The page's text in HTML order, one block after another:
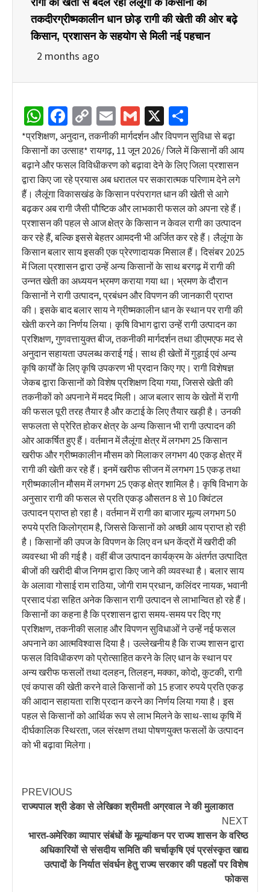
रागी की खेती से बदल रही लैलूंगा के किसानों की
तकदीरग्रीष्मकालीन धान छोड़ रागी की खेती की ओर बढ़े
किसान, प्रशासन के सहयोग से मिली नई पहचान
2 months ago
WhatsApp
Facebook
Copy
Link
EmailGmail
X
*प्रशिक्षण, अनुदान, तकनीकी मार्गदर्शन और विपणन सुविधा से बढ़ा
किसानों का उत्साह* रायगढ़, 11 जून 2026/ जिले में किसानों की आय
बढ़ाने और फसल विविधीकरण को बढ़ावा देने के लिए जिला प्रशासन
द्वारा किए जा रहे प्रयास अब धरातल पर सकारात्मक परिणाम देने लगे
हैं। लैलूंगा विकासखंड के किसान परंपरागत धान की खेती से आगे
बढ़कर अब रागी जैसी पौष्टिक और लाभकारी फसल को अपना रहे हैं।
प्रशासन की पहल से आज क्षेत्र के किसान न केवल रागी का उत्पादन
कर रहे हैं, बल्कि इससे बेहतर आमदनी भी अर्जित कर रहे हैं। लैलूंगा के
किसान बलार साय इसकी एक प्रेरणादायक मिसाल हैं। दिसंबर 2025
में जिला प्रशासन द्वारा उन्हें अन्य किसानों के साथ बरगढ़ में रागी की
उन्नत खेती का अध्ययन भ्रमण कराया गया था। भ्रमण के दौरान
किसानों ने रागी उत्पादन, प्रबंधन और विपणन की जानकारी प्राप्त
की। इसके बाद बलार साय ने ग्रीष्मकालीन धान के स्थान पर रागी की
खेती करने का निर्णय लिया। कृषि विभाग द्वारा उन्हें रागी उत्पादन का
प्रशिक्षण, गुणवत्तायुक्त बीज, तकनीकी मार्गदर्शन तथा डीएमएफ मद से
अनुदान सहायता उपलब्ध कराई गई। साथ ही खेतों में गुड़ाई एवं अन्य
कृषि कार्यों के लिए कृषि उपकरण भी प्रदान किए गए। रागी विशेषज्ञ
जेकब द्वारा किसानों को विशेष प्रशिक्षण दिया गया, जिससे खेती की
तकनीकों को अपनाने में मदद मिली। आज बलार साय के खेतों में रागी
की फसल पूरी तरह तैयार है और कटाई के लिए तैयार खड़ी है। उनकी
सफलता से प्रेरित होकर क्षेत्र के अन्य किसान भी रागी उत्पादन की
ओर आकर्षित हुए हैं। वर्तमान में लैलूंगा क्षेत्र में लगभग 25 किसान
खरीफ और ग्रीष्मकालीन मौसम को मिलाकर लगभग 40 एकड़ क्षेत्र में
रागी की खेती कर रहे हैं। इनमें खरीफ सीजन में लगभग 15 एकड़ तथा
ग्रीष्मकालीन मौसम में लगभग 25 एकड़ क्षेत्र शामिल है। कृषि विभाग के
अनुसार रागी की फसल से प्रति एकड़ औसतन 8 से 10 क्विंटल
उत्पादन प्राप्त हो रहा है। वर्तमान में रागी का बाजार मूल्य लगभग 50
रुपये प्रति किलोग्राम है, जिससे किसानों को अच्छी आय प्राप्त हो रही
है। किसानों की उपज के विपणन के लिए वन धन केंद्रों में खरीदी की
व्यवस्था भी की गई है। वहीं बीज उत्पादन कार्यक्रम के अंतर्गत उत्पादित
बीजों की खरीदी बीज निगम द्वारा किए जाने की व्यवस्था है। बलार साय
के अलावा गोसाई राम राठिया, जोगी राम प्रधान, कलिंदर नायक, भवानी
प्रसाद पंडा सहित अनेक किसान रागी उत्पादन से लाभान्वित हो रहे हैं।
किसानों का कहना है कि प्रशासन द्वारा समय-समय पर दिए गए
प्रशिक्षण, तकनीकी सलाह और विपणन सुविधाओं ने उन्हें नई फसल
अपनाने का आत्मविश्वास दिया है। उल्लेखनीय है कि राज्य शासन द्वारा
फसल विविधीकरण को प्रोत्साहित करने के लिए धान के स्थान पर
अन्य खरीफ फसलों तथा दलहन, तिलहन, मक्का, कोदो, कुटकी, रागी
एवं कपास की खेती करने वाले किसानों को 15 हजार रुपये प्रति एकड़
की आदान सहायता राशि प्रदान करने का निर्णय लिया गया है। इस
पहल से किसानों को आर्थिक रूप से लाभ मिलने के साथ-साथ कृषि में
दीर्घकालिक स्थिरता, जल संरक्षण तथा पोषणयुक्त फसलों के उत्पादन
को भी बढ़ावा मिलेगा।
PREVIOUS
राज्यपाल श्री डेका से लेखिका श्रीमती अग्रवाल ने की मुलाकात
NEXT
भारत-अमेरिका व्यापार संबंधों के मूल्यांकन पर राज्य शासन के वरिष्ठ
अधिकारियों से संसदीय समिति की चर्चाकृषि एवं प्रसंस्कृत खाद्य
उत्पादों के निर्यात संवर्धन हेतु राज्य सरकार की पहलों पर विशेष
फोकस